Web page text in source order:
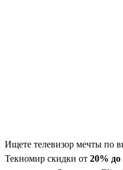
Ищете телевизор мечты по
Текномир скидки от 20% до